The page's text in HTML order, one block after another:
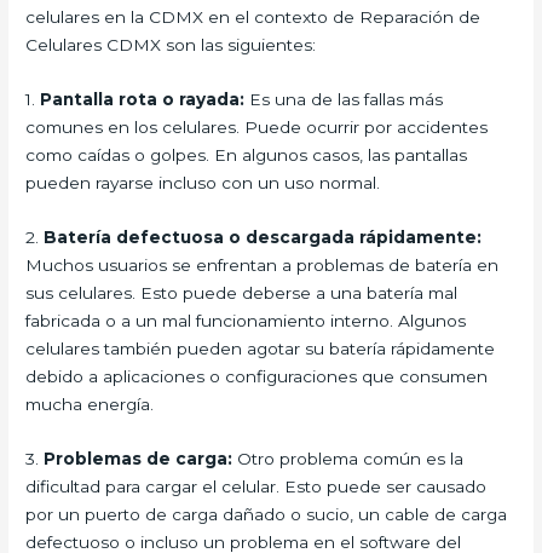
celulares en la CDMX en el contexto de Reparación de
Celulares CDMX son las siguientes:
1. Pantalla rota o rayada: Es una de las fallas más
comunes en los celulares. Puede ocurrir por accidentes
como caídas o golpes. En algunos casos, las pantallas
pueden rayarse incluso con un uso normal.
2. Batería defectuosa o descargada rápidamente:
Muchos usuarios se enfrentan a problemas de batería en
sus celulares. Esto puede deberse a una batería mal
fabricada o a un mal funcionamiento interno. Algunos
celulares también pueden agotar su batería rápidamente
debido a aplicaciones o configuraciones que consumen
mucha energía.
3. Problemas de carga: Otro problema común es la
dificultad para cargar el celular. Esto puede ser causado
por un puerto de carga dañado o sucio, un cable de carga
defectuoso o incluso un problema en el software del